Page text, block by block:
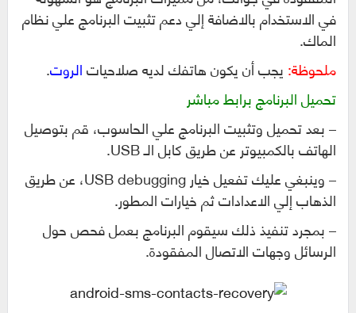
في الاستخدام بالاضافة إلي دعم تثبيت البرنامج علي نظام
الماك.
ملحوظة:يجب أن يكون هاتفك لديه صلاحياتالروت.
تحميل البرنامج برابط مباشر
– بعد تحميل وتثبيت البرنامج علي الحاسوب، قم بتوصيل
الهاتف بالكمبيوتر عن طريق كابل الـ USB.
– وينبغي عليك تفعيل خيار USB debugging، عن طريق
الذهاب إلي الاعدادات ثم خيارات المطور.
– بمجرد تنفيذ ذلك سيقوم البرنامج بعمل فحص حول
الرسائل وجهات الاتصال المفقودة.